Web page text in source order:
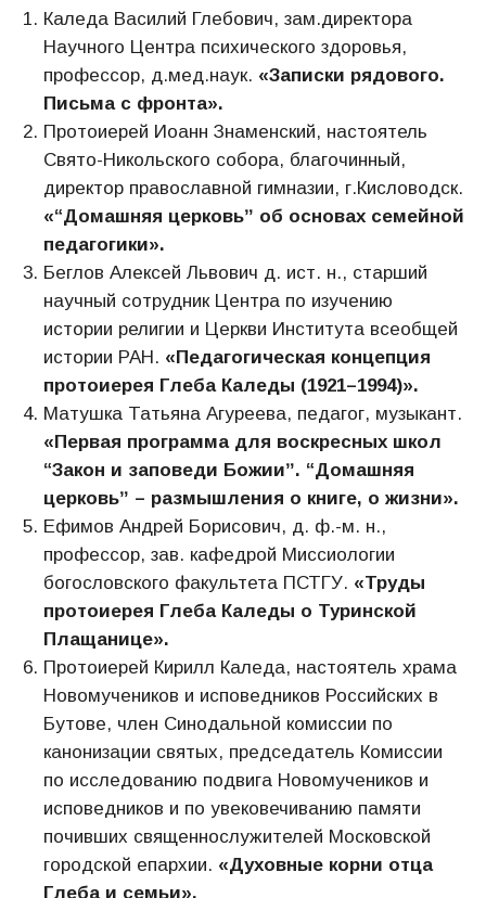
Каледа Василий Глебович, зам.директора
Научного Центра психического здоровья,
профессор, д.мед.наук. «Записки рядового.
Письма с фронта».
Протоиерей Иоанн Знаменский, настоятель
Свято-Никольского собора, благочинный,
директор православной гимназии, г.Кисловодск.
«“Домашняя церковьˮ об основах семейной
педагогики».
Беглов Алексей Львович д. ист. н., старший
научный сотрудник Центра по изучению
истории религии и Церкви Института всеобщей
истории РАН. «Педагогическая концепция
протоиерея Глеба Каледы (1921–1994)».
Матушка Татьяна Агуреева, педагог, музыкант.
«Первая программа для воскресных школ
“Закон и заповеди Божииˮ. “Домашняя
церковьˮ – размышления о книге, о жизни».
Ефимов Андрей Борисович, д. ф.-м. н.,
профессор, зав. кафедрой Миссиологии
богословского факультета ПСТГУ. «Труды
протоиерея Глеба Каледы о Туринской
Плащанице».
Протоиерей Кирилл Каледа, настоятель храма
Новомучеников и исповедников Российских в
Бутове, член Синодальной комиссии по
канонизации святых, председатель Комиссии
по исследованию подвига Новомучеников и
исповедников и по увековечиванию памяти
почивших священнослужителей Московской
городской епархии. «Духовные корни отца
Глеба и семьи».